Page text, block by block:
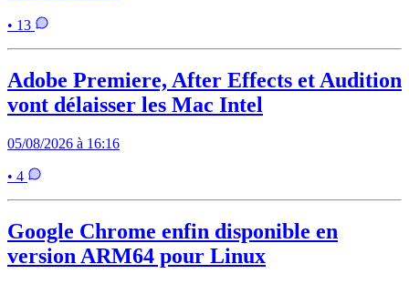
• 13
Adobe Premiere, After Effects et Audition
vont délaisser les Mac Intel
05/08/2026 à 16:16
• 4
Google Chrome enfin disponible en
version ARM64 pour Linux